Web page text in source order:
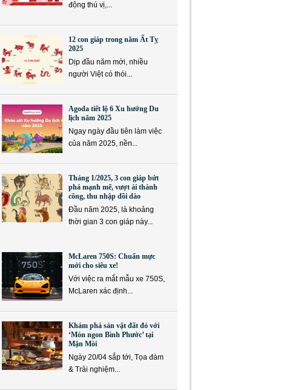
động thú vị,...
12 con giáp trong năm Ất Tỵ
2025
Dịp đầu năm mới, nhiều
người Việt có thói...
Agoda tiết lộ 6 Xu hướng Du
lịch năm 2025
Ngay ngày đầu tiên làm việc
của năm 2025, nền...
Tháng 1/2025, 3 con giáp bứt
phá mạnh mẽ, vượt ải thành
công, thu nhập dồi dào
Đầu năm 2025, là khoảng
thời gian 3 con giáp này...
McLaren 750S: Chuẩn mực
mới cho siêu xe!
Với việc ra mắt mẫu xe 750S,
McLaren xác định...
Khám phá sản vật đất đỏ với
‘Món ngon Bình Phước’ tại
Mặn Mòi
Ngày 20/04 sắp tới, Tọa đàm
& Trải nghiệm...